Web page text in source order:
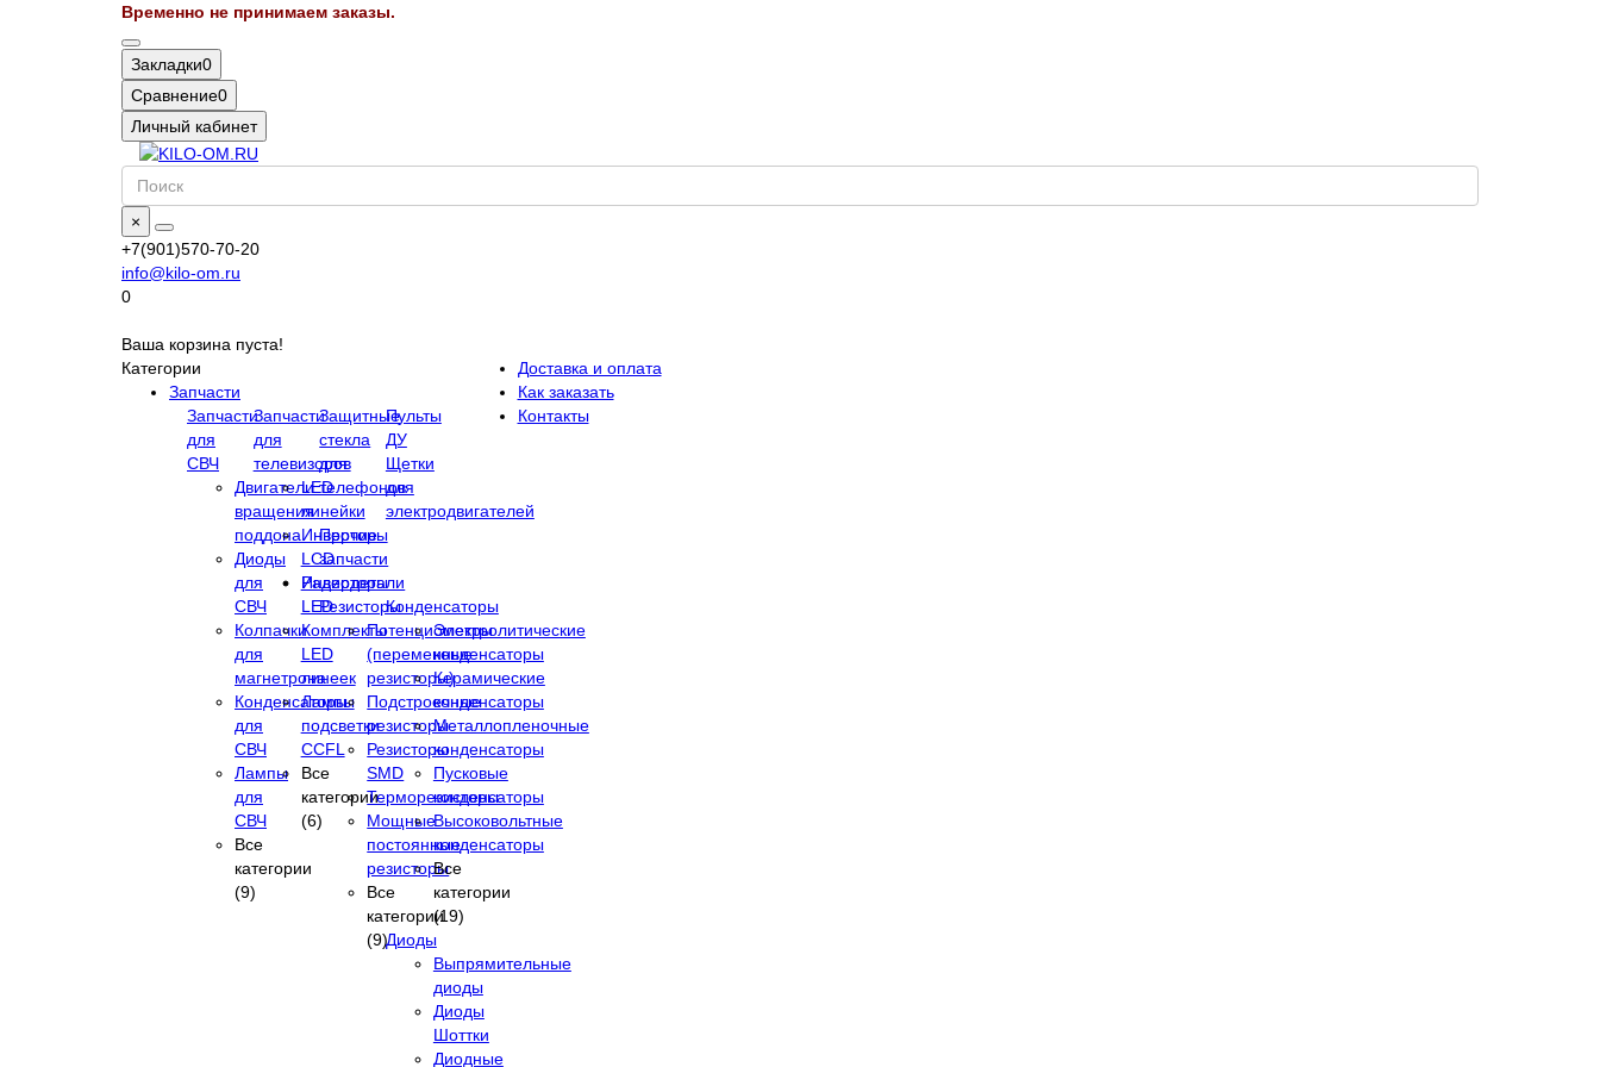
Временно не принимаем заказы.
Закладки0
Сравнение0
Личный кабинет
×
+7(901)570-70-20
info@kilo-om.ru
0
Ваша корзина пуста!
Категории
Запчасти
Запчасти
для
СВЧ
Двигатели
вращения
поддона
Диоды
для
СВЧ
Колпачки
для
магнетрона
Конденсаторы
для
СВЧ
Лампы
для
СВЧ
Все
категории
(9)
Запчасти
для
телевизоров
LED
линейки
Инверторы
LCD
Инверторы
LED
Комплекты
LED
линеек
Лампы
подсветки
CCFL
Все
категории
(6)
Защитные
стекла
для
телефонов
Пульты
ДУ
Щетки
для
электродвигателей
Прочие
запчасти
Радиодетали
Резисторы
Потенциометры
(переменные
резисторы)
Подстроечные
резисторы
Резисторы
SMD
Терморезисторы
Мощные
постоянные
резисторы
Все
категории
(9)
Конденсаторы
Электролитические
конденсаторы
Керамические
конденсаторы
Металлопленочные
конденсаторы
Пусковые
конденсаторы
Высоковольтные
конденсаторы
Все
категории
(19)
Диоды
Выпрямительные
диоды
Диоды
Шоттки
Диодные
Доставка и оплата
Как заказать
Контакты